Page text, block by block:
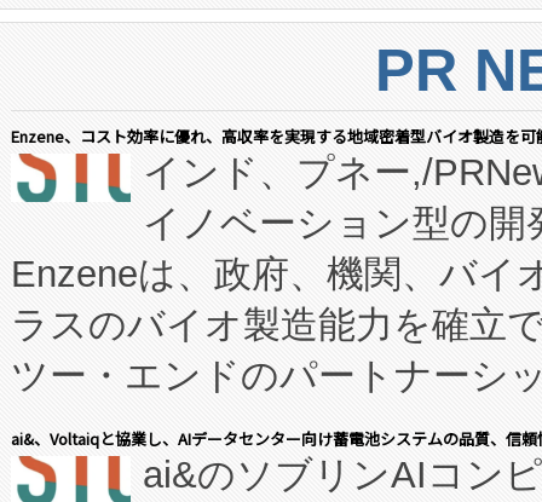
PR
Enzene、コスト効率に優れ、高収率を実現する地域密着型バイオ製造を
インド、プネー,/
イノベーション型の
Enzeneは、政府、機関、バイ
ラスのバイオ製造能力を確立
ツー・エンドのパートナーシ
表しました。 同社の実績ある
manufacturing™ (FCCM™) プ
ai&、Voltaiqと協業し、AIデータセンター向け蓄電池システムの品質、信
ai&のソブリンAIコン